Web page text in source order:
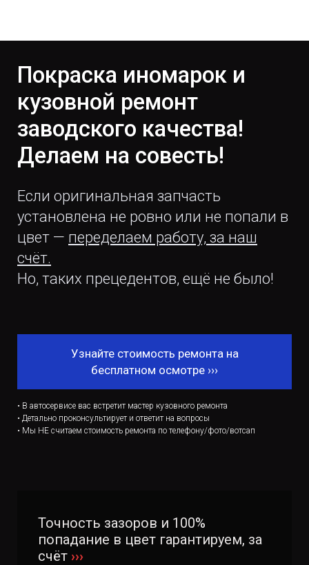
Покраска иномарок и
кузовной ремонт
заводского качества!
Делаем на совесть!
Если оригинальная запчасть
установлена не ровно или не попали в
цвет — переделаем работу, за наш
счёт.
Но, таких прецедентов, ещё не было!
Узнайте стоимость ремонта на
бесплатном осмотре ›››
• В автосервисе вас встретит мастер кузовного ремонта
• Детально проконсультирует и ответит на вопросы
• Мы НЕ считаем стоимость ремонта по телефону/фото/вотсап
Точность зазоров и 100%
попадание в цвет гарантируем, за
счёт ›››